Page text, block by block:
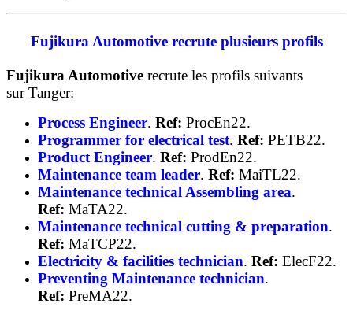
Fujikura Automotive recrute plusieurs profils
Fujikura Automotive recrute les profils suivants
sur Tanger:
Process Engineer. Ref: ProcEn22.
Programmer for electrical test. Ref: PETB22.
Product Engineer. Ref: ProdEn22.
Maintenance team leader. Ref: MaiTL22.
Maintenance technical Assembling area.
Ref: MaTA22.
Maintenance technical cutting & preparation.
Ref: MaTCP22.
Electricity & facilities technician. Ref: ElecF22.
Preventing Maintenance technician.
Ref: PreMA22.